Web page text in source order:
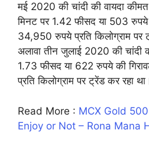
मई 2020 की चांदी की वायदा
मिनट पर 1.42 फीसद या 503 रुपये
34,950 रुपये प्रति किलोग्राम
अलावा तीन जुलाई 2020 की चांदी
1.73 फीसद या 622 रुपये की
प्रति किलोग्राम पर ट्रेंड कर रहा
Read More : MCX Gold
Enjoy or Not – Rona Mana